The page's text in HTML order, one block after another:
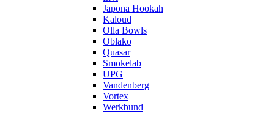
Japona Hookah
Kaloud
Olla Bowls
Oblako
Quasar
Smokelab
UPG
Vandenberg
Vortex
Werkbund